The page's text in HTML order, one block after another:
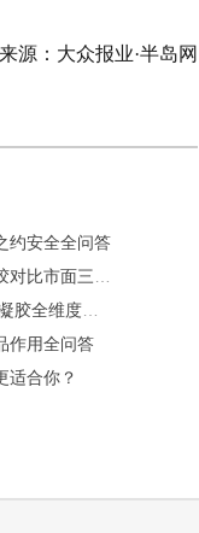
来源：大众报业·半岛网
约安全全问答
作用全问答
适合你？